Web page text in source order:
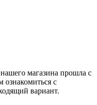
магазина прошла с
с
вариант.